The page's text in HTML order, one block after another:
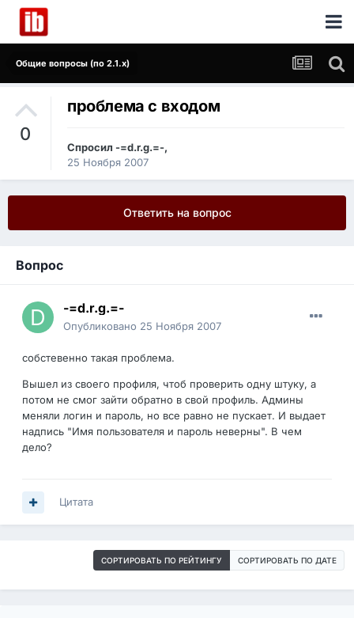
Общие вопросы (по 2.1.x)
0
проблема с входом
Спросил -=d.r.g.=-,
25 Ноября 2007
Ответить на вопрос
Вопрос
-=d.r.g.=-
Опубликовано 25 Ноября 2007
собстевенно такая проблема.
Вышел из своего профиля, чтоб проверить одну штуку, а
потом не смог зайти обратно в свой профиль. Админы
меняли логин и пароль, но все равно не пускает. И выдает
надпись "Имя пользователя и пароль неверны". В чем
дело?
Цитата
СОРТИРОВАТЬ ПО РЕЙТИНГУ СОРТИРОВАТЬ ПО ДАТЕ